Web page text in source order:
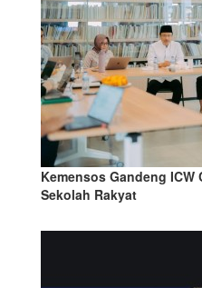
Kemensos Gandeng
Sekolah Rakyat